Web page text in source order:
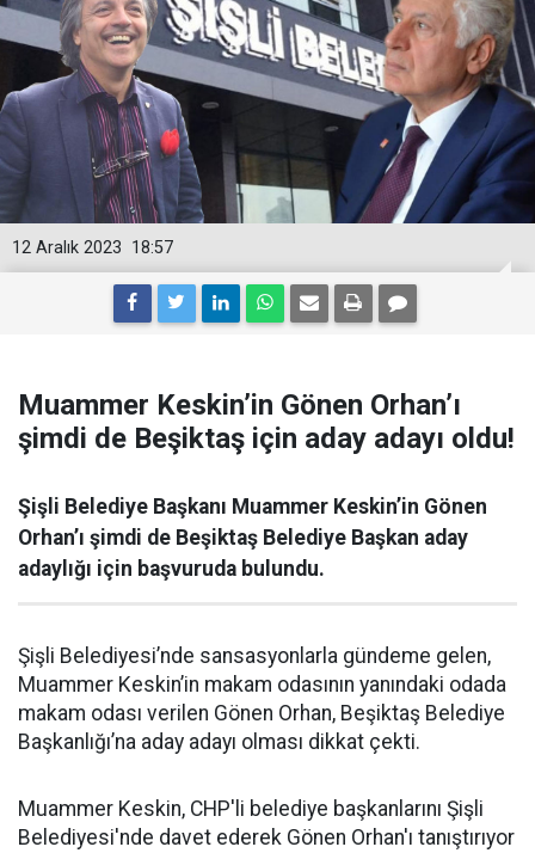
18:57
12 Aralık 2023
Muammer Keskin’in Gönen Orhan’ı
şimdi de Beşiktaş için aday adayı oldu!
Şişli Belediye Başkanı Muammer Keskin’in Gönen
Orhan’ı şimdi de Beşiktaş Belediye Başkan aday
adaylığı için başvuruda bulundu.
Şişli Belediyesi’nde sansasyonlarla gündeme gelen,
Muammer Keskin’in makam odasının yanındaki odada
makam odası verilen Gönen Orhan, Beşiktaş Belediye
Başkanlığı’na aday adayı olması dikkat çekti.
Muammer Keskin, CHP'li belediye başkanlarını Şişli
Belediyesi'nde davet ederek Gönen Orhan'ı tanıştırıyor